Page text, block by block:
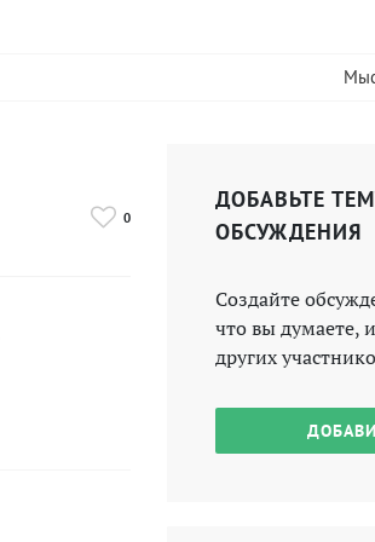
0
ДОБАВЬТЕ
ОБСУЖДЕНИЯ
Создайте
что вы думаете,
других